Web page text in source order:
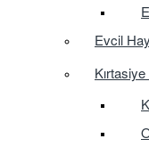
Evcil